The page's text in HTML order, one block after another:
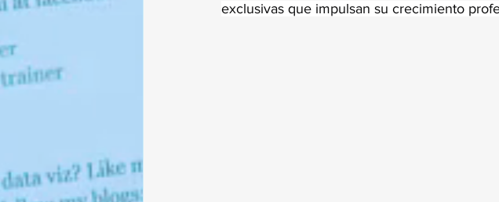
exclusivas que impulsan su crecimiento